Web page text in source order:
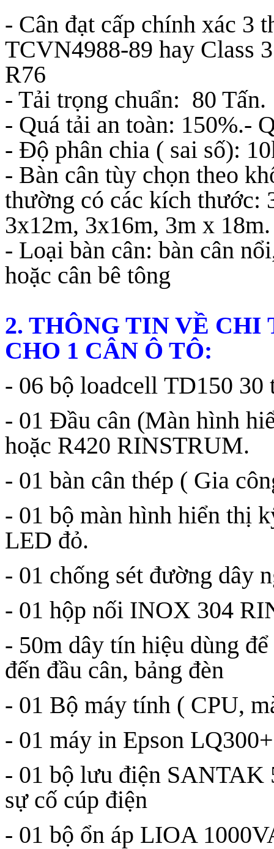
- Cân đạt cấp chính xác 3
TCVN4988-89 hay Class
R76
- Tải trọng chuẩn: 80 Tấn.
- Quá tải an toàn: 150%.-
- Độ phân chia ( sai số):
- Bàn cân tùy chọn theo
thường có các kích thước:
3x12m, 3x16m, 3m x 18m.
- Loại bàn cân: bàn cân
hoặc cân bê tông
2. THÔNG TIN VỀ
CHO 1 CÂN Ô TÔ:
- 06 bộ loadcell TD150
- 01 Đầu cân (Màn hình
hoặc R420 RINSTRUM.
- 01 bàn cân thép ( Gia
- 01 bộ màn hình hiển thị
LED đỏ.
- 01 chống sét đường dây
- 01 hộp nối INOX 304
- 50m dây tín hiệu dùng
đến đầu cân, bảng đèn
- 01 Bộ máy tính ( CPU,
- 01 máy in Epson
- 01 bộ lưu điện SANTAK
sự cố cúp điện
- 01 bộ ổn áp LIOA